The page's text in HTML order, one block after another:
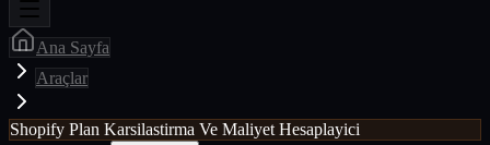
Ana Sayfa
Araçlar
Shopify Plan Karsilastirma Ve Maliyet Hesaplayici